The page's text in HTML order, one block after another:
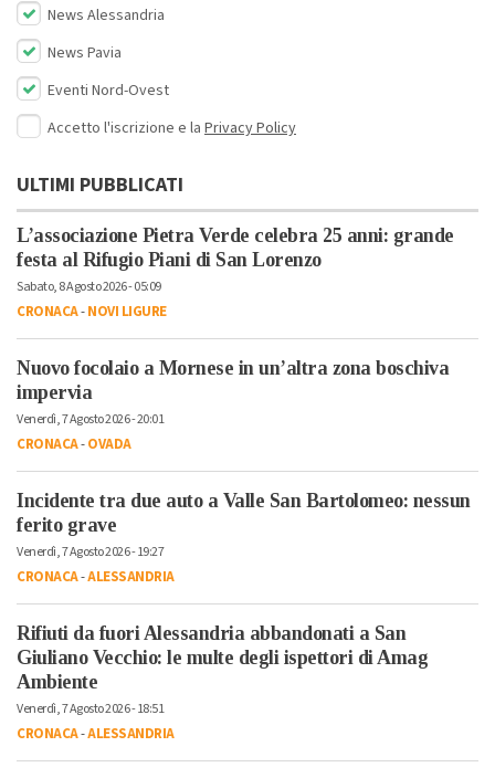
News Alessandria
News Pavia
Eventi Nord-Ovest
Accetto l'iscrizione e la Privacy Policy
ULTIMI PUBBLICATI
L’associazione Pietra Verde celebra 25 anni: grande
festa al Rifugio Piani di San Lorenzo
Sabato, 8 Agosto 2026 - 05:09
CRONACA-NOVI LIGURE
Nuovo focolaio a Mornese in un’altra zona boschiva
impervia
Venerdì, 7 Agosto 2026 - 20:01
CRONACA-OVADA
Incidente tra due auto a Valle San Bartolomeo: nessun
ferito grave
Venerdì, 7 Agosto 2026 - 19:27
CRONACA-ALESSANDRIA
Rifiuti da fuori Alessandria abbandonati a San
Giuliano Vecchio: le multe degli ispettori di Amag
Ambiente
Venerdì, 7 Agosto 2026 - 18:51
CRONACA-ALESSANDRIA